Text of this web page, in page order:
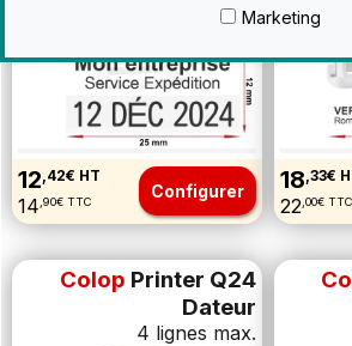
12,42€ HT
14 ,90€ TTC Configurer 18,33€
22 ,00€ TTC
Colop Printer Q24
Dateur
4 lignes max.
Marketing